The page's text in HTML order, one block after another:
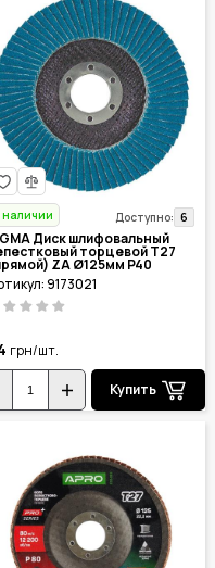
наличии Доступно: 6
Диск шлифовальный
торцевой Т27
ZA Ø125мм P40
9173021
грн/шт.
Купить